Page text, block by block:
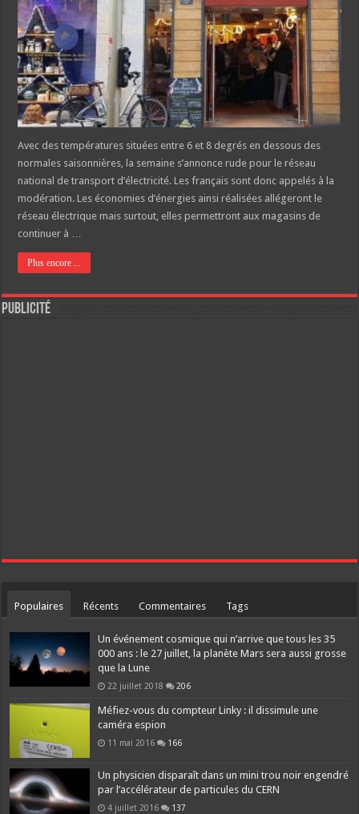
Avec des températures situées entre 6 et 8 degrés en dessous des
normales saisonnières, la semaine s’annonce rude pour le réseau
national de transport d’électricité. Les français sont donc appelés à la
modération. Les économies d’énergies ainsi réalisées allégeront le
réseau électrique mais surtout, elles permettront aux magasins de
continuer à …
Plus encore ...
Publicité
Populaires Récents Commentaires Tags
Un événement cosmique qui n’arrive que tous les 35
000 ans : le 27 juillet, la planète Mars sera aussi grosse
que la Lune
22 juillet 2018 206
Méfiez-vous du compteur Linky : il dissimule une
caméra espion
11 mai 2016 166
Un physicien disparaît dans un mini trou noir engendré
par l’accélérateur de particules du CERN
4 juillet 2016 137